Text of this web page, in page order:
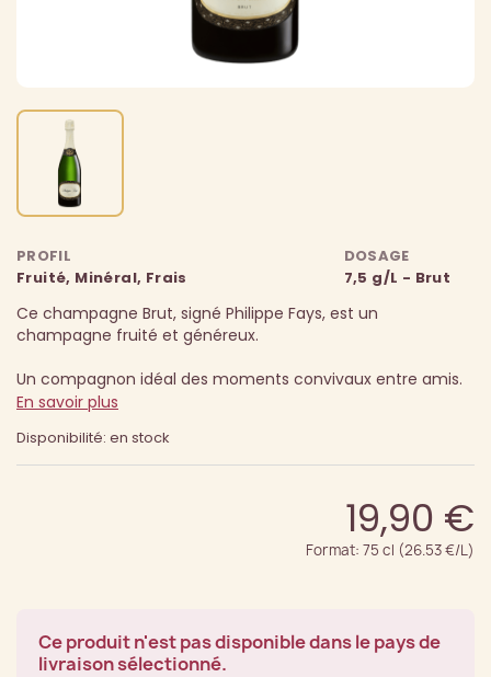
PROFIL
Fruité, Minéral, Frais
DOSAGE
7,5 g/L - Brut
Ce champagne Brut, signé Philippe Fays, est un
champagne fruité et généreux.
Un compagnon idéal des moments convivaux entre amis.
En savoir plus
Disponibilité: en stock
19,90 €
Format: 75 cl (26.53 €/L)
Ce produit n'est pas disponible dans le pays de
livraison sélectionné.